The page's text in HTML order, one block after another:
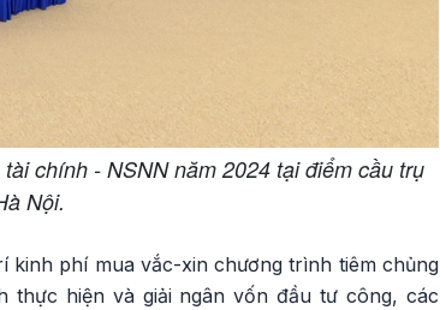
chính - NSNN năm 2024 tại điểm cầu trụ
Nội.
kinh phí mua vắc-xin chương trình tiêm chủng
thực hiện và giải ngân vốn đầu tư công, các